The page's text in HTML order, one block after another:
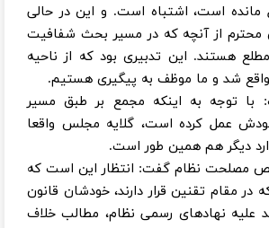
معطل مانده است، اشتباه است. و این در حالی
محترم از آنچه که در مسیر بحث شفافیت
هستند. این تدبیری بود که از ناحیه
شد و ما موظف به پیگیری هستیم.
توجه به اینکه مجمع بر طبق مسیر
عمل کرده است، گلایه مجلس واقعا
دیگر هم همین طور است.
مصلحت نظام گفت: انتظار این است که
مقام تقنین قرار دارند، خودشان قانون
علیه نهادهای رسمی نظام، مطالب خلاف